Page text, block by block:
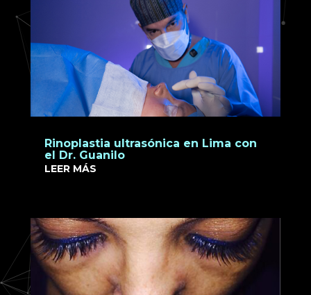
Rinoplastia ultrasónica en Lima con
el Dr. Guanilo
LEER MÁS